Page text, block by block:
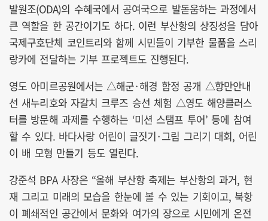
발원조(ODA)의 수혜국에서 공여국으로 발돋움하는 과정에서
큰 역할을 한 공간이기도 하다. 이런 부산항의 상징성을 담아
국제구호단체 코인트리와 함께 시민들이 기부한 물품을 스리
랑카에 전달하는 기부 프로젝트도 진행된다.
영도 아미르공원에서는 △해군·해경 함정 공개 △항만안내
선 새누리호와 자갈치 크루즈 승선 체험 △영도 해양클러스
터를 방문해 과제를 수행하는 ‘미션 스탬프 투어’ 등에 참여
할 수 있다. 바다사랑 어린이 글짓기·그림 그리기 대회, 어린
이 배 모형 만들기 등도 열린다.
강준석 BPA 사장은 “올해 부산항 축제는 부산항의 과거, 현
재 그리고 미래의 모습을 한눈에 볼 수 있는 기회이고, 북항
이 폐쇄적인 공간에서 문화와 여가의 장으로 시민에게 온전